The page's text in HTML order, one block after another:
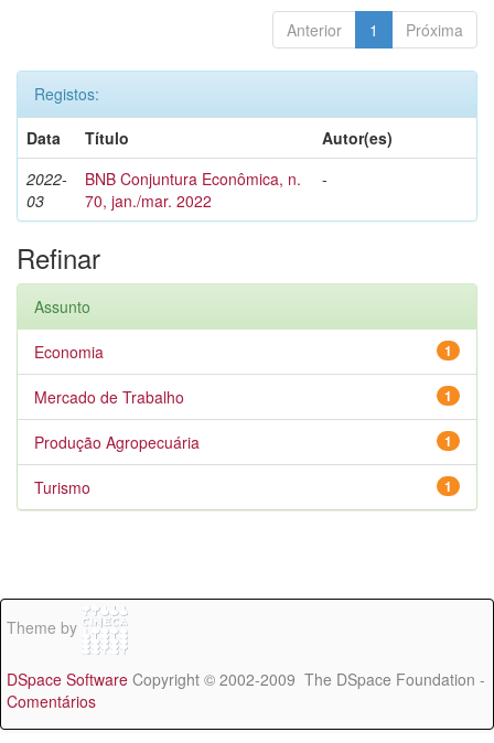
Anterior 1 Próxima
Registos:
Data
Título
Autor(es)
2022-
03
BNB Conjuntura Econômica, n.
70, jan./mar. 2022
-
Refinar
Assunto
1
Economia
1
Mercado de Trabalho
1
Produção Agropecuária
1
Turismo
Theme by
DSpace Software Copyright © 2002-2009 The DSpace Foundation -
Comentários